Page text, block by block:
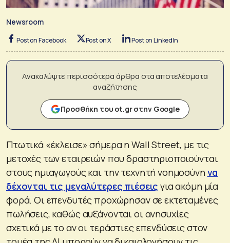
Newsroom
Post on Facebook Post on X Post on LinkedIn
Ανακαλύψτε περισσότερα άρθρα στα αποτελέσματα
αναζήτησης
Προσθήκη του ot.gr στην Google
Πτωτικά «έκλεισε» σήμερα η Wall Street, με τις
μετοχές των εταιρειών που δραστηριοποιούνται
στους ημιαγωγούς και την τεχνητή νοημοσύνηνα
δέχονται τις μεγαλύτερες πιέσεις για ακόμη μία
φορά. Οι επενδυτές προχώρησαν σε εκτεταμένες
πωλήσεις, καθώς αυξάνονται οι ανησυχίες
σχετικά με το αν οι τεράστιες επενδύσεις στον